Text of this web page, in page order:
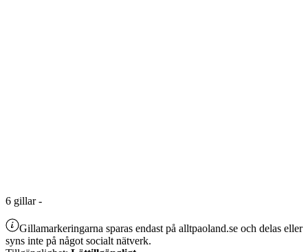
6 gillar-
Gillamarkeringarna sparas endast på alltpaoland.se och delas eller
syns inte på något socialt nätverk.